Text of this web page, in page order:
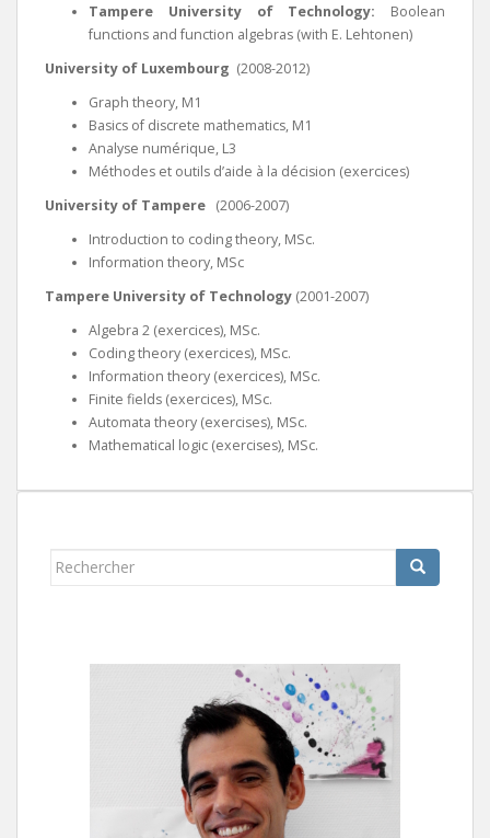
Tampere University of Technology: Boolean
functions and function algebras (with E. Lehtonen)
University of Luxembourg (2008-2012)
Graph theory, M1
Basics of discrete mathematics, M1
Analyse numérique, L3
Méthodes et outils d’aide à la décision (exercices)
University of Tampere (2006-2007)
Introduction to coding theory, MSc.
Information theory, MSc
Tampere University of Technology (2001-2007)
Algebra 2 (exercices), MSc.
Coding theory (exercices), MSc.
Information theory (exercices), MSc.
Finite fields (exercices), MSc.
Automata theory (exercises), MSc.
Mathematical logic (exercises), MSc.
Rechercher...